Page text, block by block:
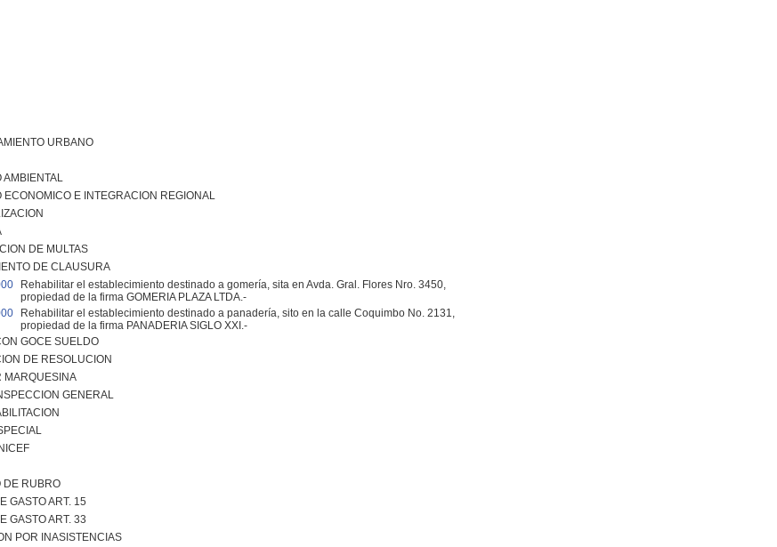
URBANO
AMBIENTAL
ECONOMICO E INTEGRACION REGIONAL
DE MULTAS
DE CLAUSURA
Rehabilitar el establecimiento destinado a gomería, sita en Avda. Gral. Flores Nro. 3450,
propiedad de la firma GOMERIA PLAZA LTDA.-
Rehabilitar el establecimiento destinado a panadería, sito en la calle Coquimbo No. 2131,
propiedad de la firma PANADERIA SIGLO XXI.-
GOCE SUELDO
DE RESOLUCION
MARQUESINA
GENERAL
DE RUBRO
GASTO ART. 15
GASTO ART. 33
POR INASISTENCIAS